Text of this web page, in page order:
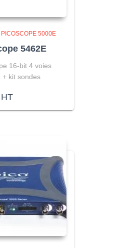
PICOSCOPE 5000E
5462E
16-bit 4 voies
+ kit sondes
HT